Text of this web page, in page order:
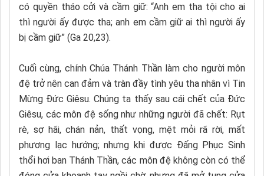
có quyền tháo cởi và cầm giữ: “Anh em tha tội cho ai
thì người ấy được tha; anh em cầm giữ ai thì người ấy
bị cầm giữ” (Ga 20,23).
Cuối cùng, chính Chúa Thánh Thần làm cho người môn
đệ trở nên can đảm và tràn đầy tình yêu tha nhân vì Tin
Mừng Đức Giêsu. Chúng ta thấy sau cái chết của Đức
Giêsu, các môn đệ sống như những người đã chết: Rụt
rè, sợ hãi, chán nản, thất vọng, mệt mỏi rã rời, mất
phương lạc hướng; nhưng khi được Đấng Phục Sinh
thổi hơi ban Thánh Thần, các môn đệ không còn có thể